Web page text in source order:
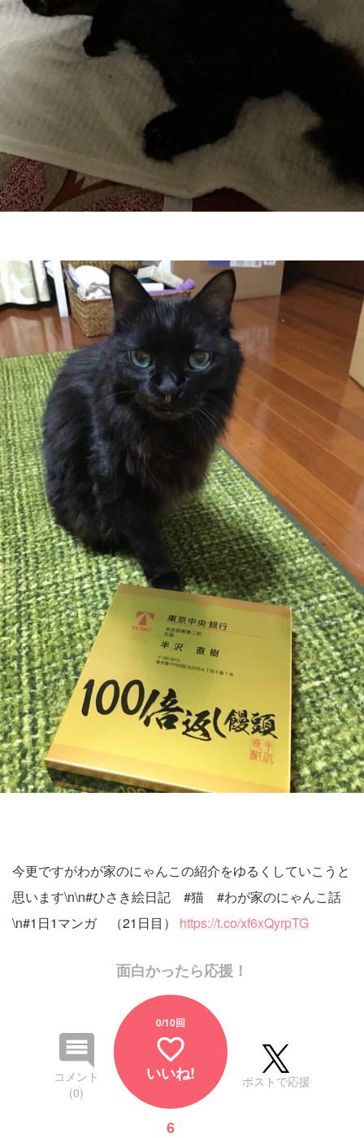
今更ですがわが家のにゃんこの紹介をゆるくしていこうと
思います\n\n#ひさき絵日記 #猫 #わが家のにゃんこ話
\n#1日1マンガ （21日目） https://t.co/xf6xQyrpTG
面白かったら応援！
コメント
(0)
0/10回
favorite_border
いいね!
6
ポストで応援